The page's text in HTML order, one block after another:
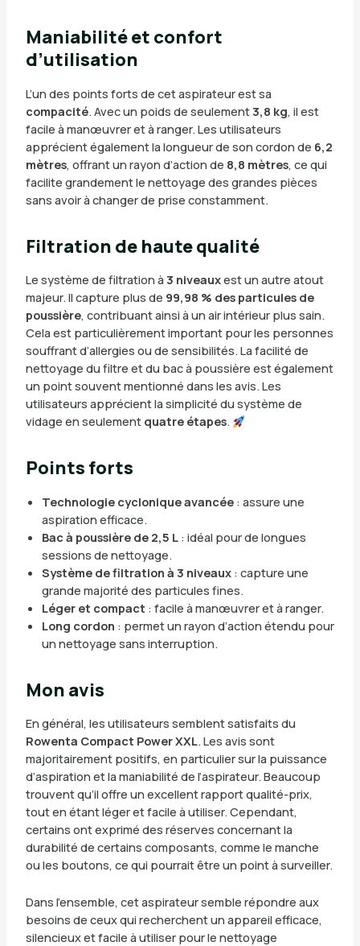
Maniabilité et confort
d’utilisation
L’un des points forts de cet aspirateur est sa
compacité. Avec un poids de seulement3,8 kg, il est
facile à manœuvrer et à ranger. Les utilisateurs
apprécient également la longueur de son cordon de 6,2
mètres, offrant un rayon d’action de 8,8 mètres, ce qui
facilite grandement le nettoyage des grandes pièces
sans avoir à changer de prise constamment.
Filtration de haute qualité
Le système de filtration à 3 niveauxest un autre atout
majeur. Il capture plus de 99,98 % des particules de
poussière, contribuant ainsi à un air intérieur plus sain.
Cela est particulièrement important pour les personnes
souffrant d’allergies ou de sensibilités. La facilité de
nettoyage du filtre et du bac à poussière est également
un point souvent mentionné dans les avis. Les
utilisateurs apprécient la simplicité du système de
vidage en seulement quatre étapes.
Points forts
Technologie cyclonique avancée: assure une
aspiration efficace.
Bac à poussière de 2,5 L: idéal pour de longues
sessions de nettoyage.
Système de filtration à 3 niveaux: capture une
grande majorité des particules fines.
Léger et compact : facile à manœuvrer et à ranger.
Long cordon : permet un rayon d’action étendu pour
un nettoyage sans interruption.
Mon avis
En général, les utilisateurs semblent satisfaits du
Rowenta Compact Power XXL. Les avis sont
majoritairement positifs, en particulier sur la puissance
d’aspiration et la maniabilité de l’aspirateur. Beaucoup
trouvent qu’il offre un excellent rapport qualité-prix,
tout en étant léger et facile à utiliser. Cependant,
certains ont exprimé des réserves concernant la
durabilité de certains composants, comme le manche
ou les boutons, ce qui pourrait être un point à surveiller.
Dans l’ensemble, cet aspirateur semble répondre aux
besoins de ceux qui recherchent un appareil efficace,
silencieux et facile à utiliser pour le nettoyage